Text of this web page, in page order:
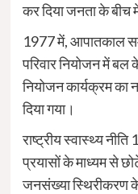
कर दिया जनता के बीच
1977 में, आपातकाल
परिवार नियोजन में बल
नियोजन कार्यक्रम का
दिया गया।
राष्ट्रीय स्वास्थ्य
प्रयासों के माध्यम से
जनसंख्या स्थिरीकरण के